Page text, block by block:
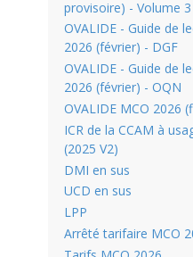
provisoire) - Volume 3
OVALIDE - Guide de
2026 (février) - DGF
OVALIDE - Guide de
2026 (février) - OQN
OVALIDE MCO 2026
ICR de la CCAM à
(2025 V2)
DMI en sus
UCD en sus
LPP
Arrêté tarifaire MCO